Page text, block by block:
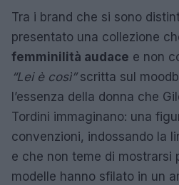
Tra i brand che si sono
presentato una collezione
femminilità audace e non
“Lei è così”scritta sul
l’essenza della donna che
Tordini immaginano: una
convenzioni, indossando la
e che non teme di mostrarsi
modelle hanno sfilato in un